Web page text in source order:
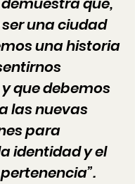
una ciudad
una historia
que debemos
las nuevas
para
identidad y el